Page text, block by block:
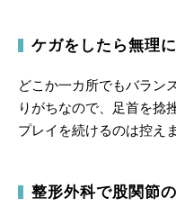
ケガをしたら無理
どこか一カ所でもバラン
りがちなので、足首を捻
プレイを続けるのは控え
整形外科で股関節